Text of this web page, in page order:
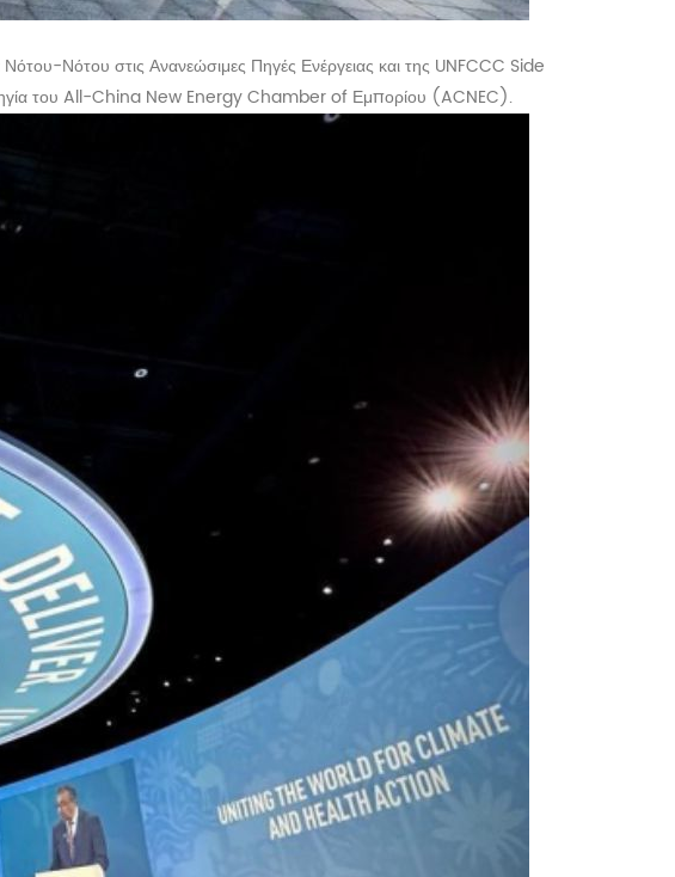
Νότου στις Ανανεώσιμες Πηγές Ενέργειας και της UNFCCC Side
του All-China New Energy Chamber of Εμπορίου (ACNEC).